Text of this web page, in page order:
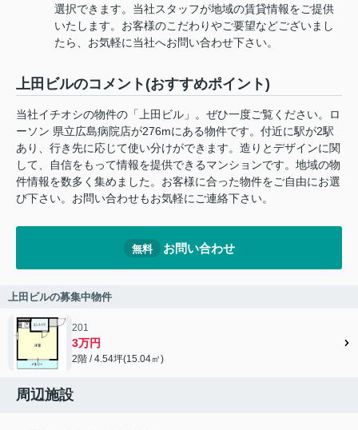
選択できます。当社スタッフが地域の賃貸情報をご提供
いたします。お客様のこだわりやご要望などございまし
たら、お気軽に当社へお問い合わせ下さい。
上田ビルのコメント(おすすめポイント)
当社イチオシの物件の「上田ビル」。ぜひ一度ご覧ください。ロ
ーソン 県立広島病院店が276mにある物件です。付近に駅が2駅
あり、行き先に応じて使い分けができます。造りとデザインに関
して、自信をもって情報を提供できるマンションです。地域の物
件情報を数多く集めました。お客様に合った物件をご自由にお選
び下さい。お問い合わせもお気軽にご連絡下さい。
無料 お問い合わせ
上田ビルの募集中物件
201
3万円
2階 / 4.54坪(15.04㎡)
周辺施設